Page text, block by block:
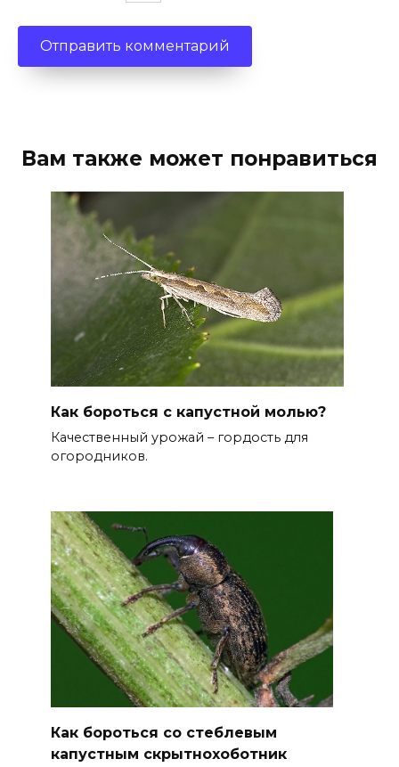
Вам также может понравиться
Как бороться с капустной молью?
Качественный урожай – гордость для
огородников.
Как бороться со стеблевым
капустным скрытнохоботник